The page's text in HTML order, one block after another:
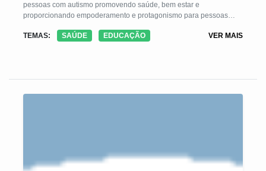
pessoas com autismo promovendo saúde, bem estar e
proporcionando empoderamento e protagonismo para pessoas
comunidade. A metodologia consiste em quatro etapas:
grupos para devolutivas sobre a evolução da pessoa com autismo
TEMAS: SAÚDE EDUCAÇÃO VER MAIS